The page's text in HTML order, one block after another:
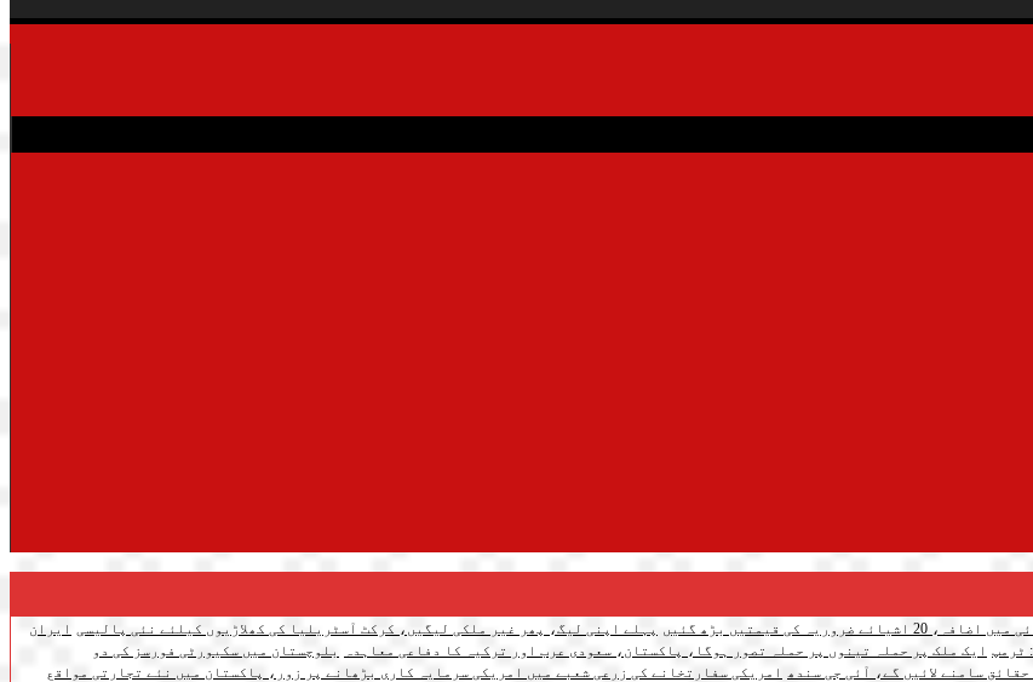
ضروریہ کی قیمتیں بڑھ گئیں پہلے اپنی لیگ، پھر غیر ملکی لیگیں، کرکٹ آسٹریلیا کی کھلاڑیوں کیلئے نئی پالیسی ایران
ٹرمپ ایک ملک پر حملہ تینوں پر حملہ تصور ہوگا، پاکستان، سعودی عرب اور ترکیہ کا دفاعی معاہدہ
بلوچستان میں سکیورٹی فورسز کی دو
سامنے لائیں گے، آئی جی سندھ امریکی سفارتخانے کی زرعی شعبے میں امریکی سرمایہ کاری بڑھانے پر زور، پاکستان میں نئے تجارتی مواقع